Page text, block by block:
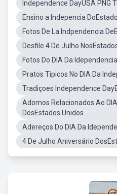
Independence DayUSA PNG
Ensino a Indepencia
Fotos De La Indpendencia
Desfile 4 De Julho
Fotos Do DIA Da
Pratos Tipicos No DIA Da
Tradiçoes Independence
Adornos Relacionados Ao
DosEstados Unidos
Adereços Do DIA Da
4 De Julho Aniversário